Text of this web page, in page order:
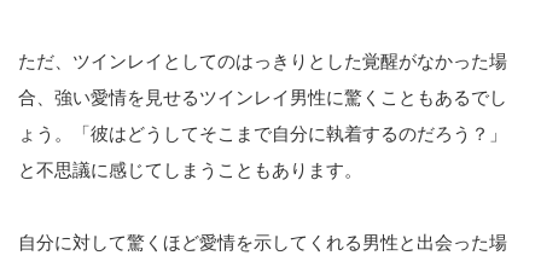
ただ、ツインレイとしてのはっきりとした覚醒がなかった場
合、強い愛情を見せるツインレイ男性に驚くこともあるでし
ょう。「彼はどうしてそこまで自分に執着するのだろう？」
と不思議に感じてしまうこともあります。
自分に対して驚くほど愛情を示してくれる男性と出会った場